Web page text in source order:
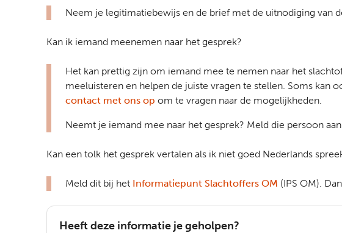
Neem je legitimatiebewijs en de brief met de uitnodiging van
Kan ik iemand meenemen naar het gesprek?
Het kan prettig zijn om iemand mee te nemen naar het
meeluisteren en helpen de juiste vragen te stellen. Soms kan
contact met ons op om te vragen naar de mogelijkheden.
Neemt je iemand mee naar het gesprek? Meld die persoon
Kan een tolk het gesprek vertalen als ik niet goed Nederlands
Meld dit bij het Informatiepunt Slachtoffers OM (IPS OM).
Heeft deze informatie je geholpen?